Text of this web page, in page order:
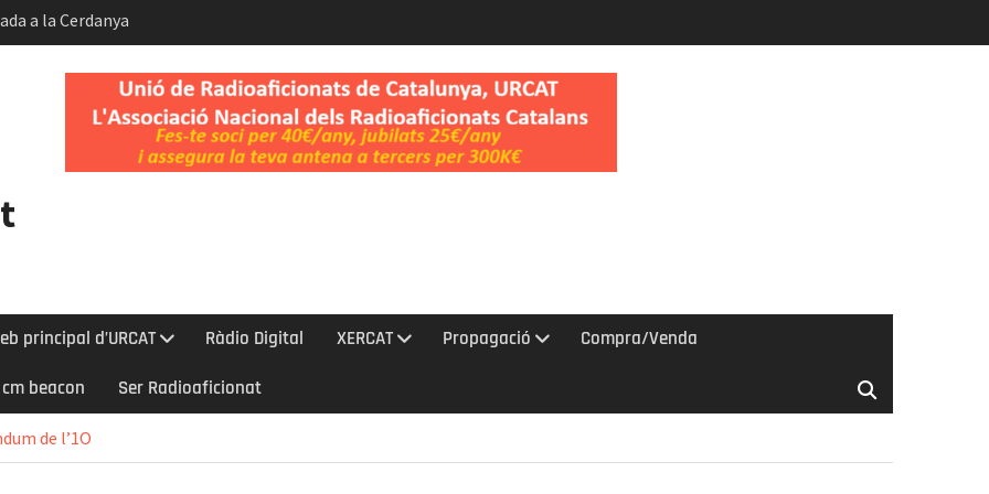
a la Cerdanya
i del Dia
Helmholtz
principal d’URCAT Ràdio Digital XERCAT Propagació Compra/Venda
cm beacon Ser Radioaficionat
de l’1O